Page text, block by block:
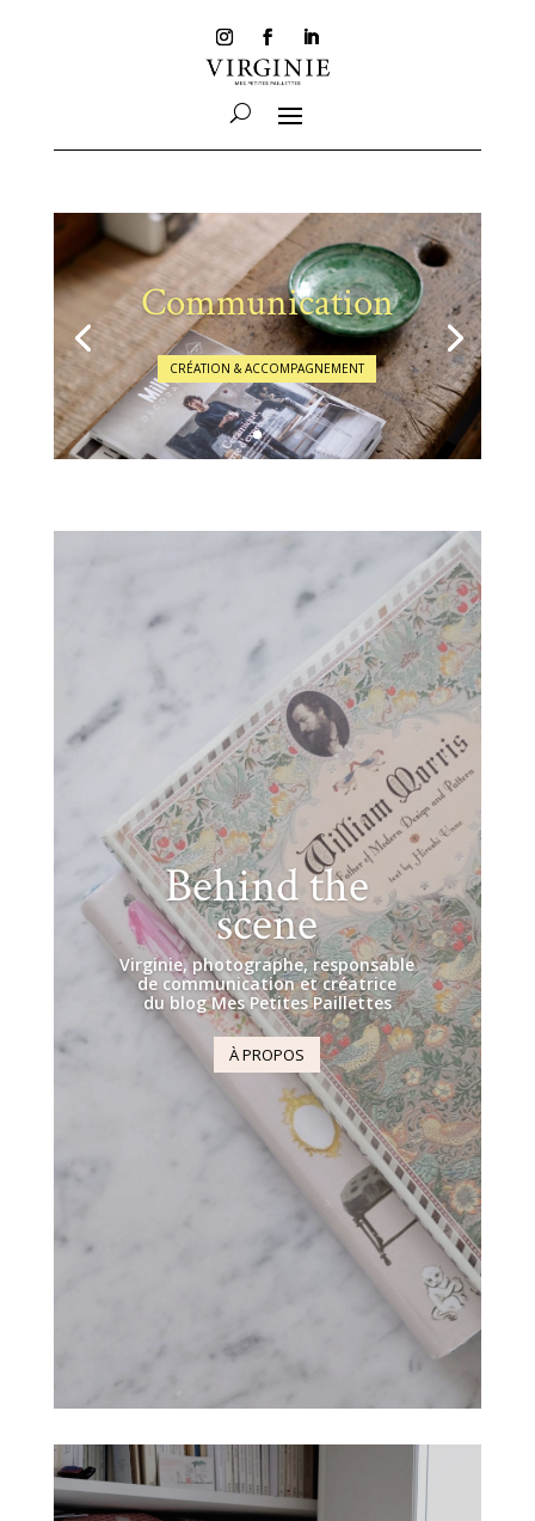
Communication
CRÉATION & ACCOMPAGNEMENT
Behind the
scene
Virginie, photographe, responsable
de communication et créatrice
du blog Mes Petites Paillettes
À PROPOS